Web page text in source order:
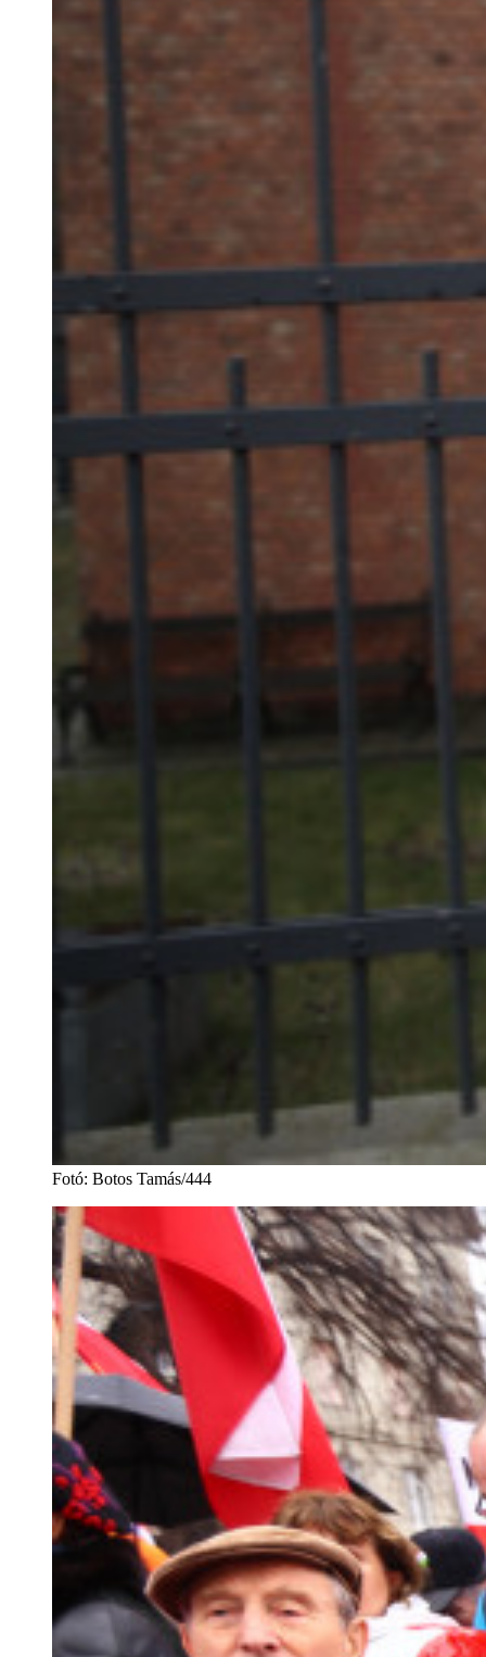
Fotó: Botos Tamás/444